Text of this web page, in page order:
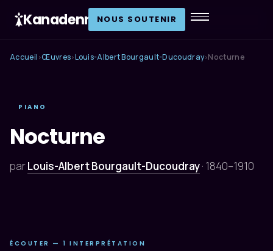
Kanadenn NOUS SOUTENIR
Accueil ›Œuvres›Louis-Albert Bourgault-Ducoudray›Nocturne
PIANO
Nocturne
parLouis-Albert Bourgault-Ducoudray· 1840–1910
ÉCOUTER — 1 INTERPRÉTATION